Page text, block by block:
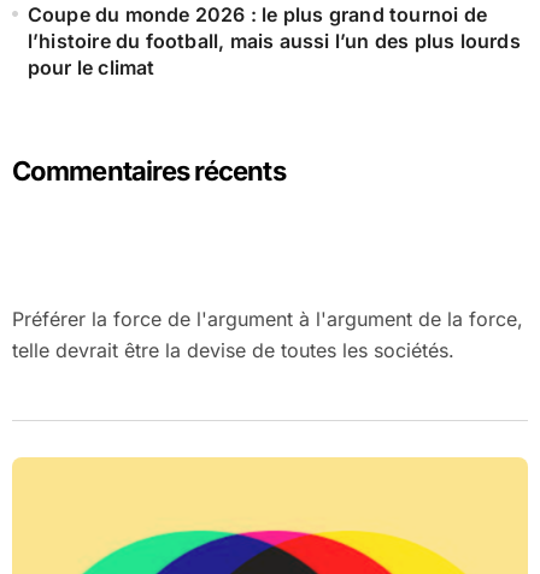
Coupe du monde 2026 : le plus grand tournoi de
l’histoire du football, mais aussi l’un des plus lourds
pour le climat
Commentaires récents
Préférer la force de l'argument à l'argument de la force,
telle devrait être la devise de toutes les sociétés.